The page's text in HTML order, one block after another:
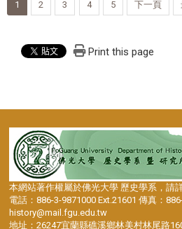
1 2 3 4 5 下一頁
Print this page
本網站著作權屬於佛光大學 歷史學系，請
電話：886-3-9871000 Ext.21601 傳真：
history@mail.fgu.edu.tw
地址：26247宜蘭縣礁溪鄉林美村林尾路